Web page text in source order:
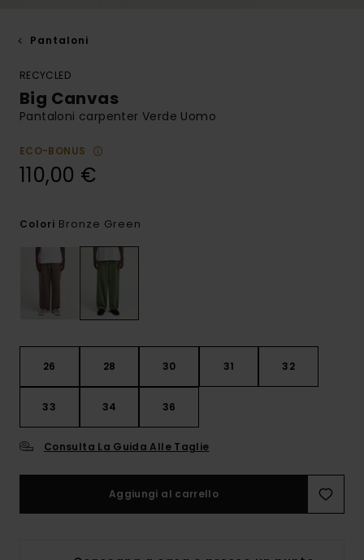
Pantaloni
RECYCLED
Big Canvas
Pantaloni carpenter Verde Uomo
ECO-BONUS
110,00 €
Colori Bronze Green
26 28 30 31 32
33 34 36
Consulta La Guida Alle Taglie
Aggiungi al carrello